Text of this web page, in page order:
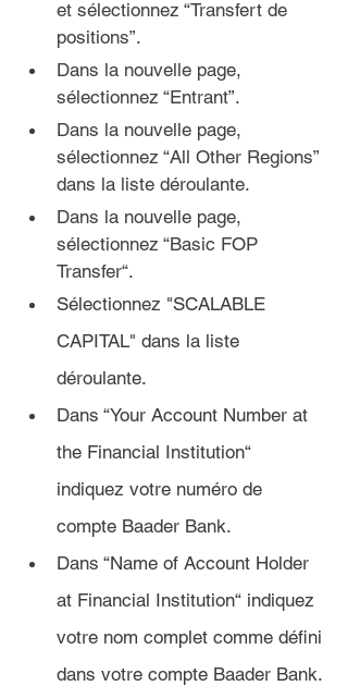
et sélectionnez “Transfert de
positions”.
Dans la nouvelle page,
sélectionnez “Entrant”.
Dans la nouvelle page,
sélectionnez “All Other Regions”
dans la liste déroulante.
Dans la nouvelle page,
sélectionnez “Basic FOP
Transfer“.
Sélectionnez "SCALABLE
CAPITAL" dans la liste
déroulante.
Dans “Your Account Number at
the Financial Institution“
indiquez votre numéro de
compte Baader Bank.
Dans “Name of Account Holder
at Financial Institution“ indiquez
votre nom complet comme défini
dans votre compte Baader Bank.